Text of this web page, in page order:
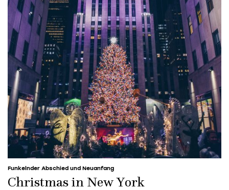
Funkelnder Abschied und Neuanfang
Christmas in New York